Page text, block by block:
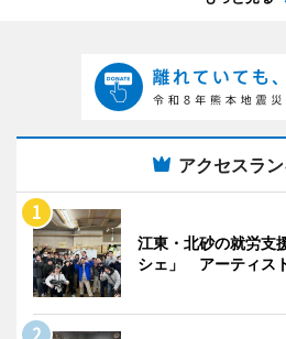
アクセスラ
江東・北砂の就労支
シェ」 アーティス